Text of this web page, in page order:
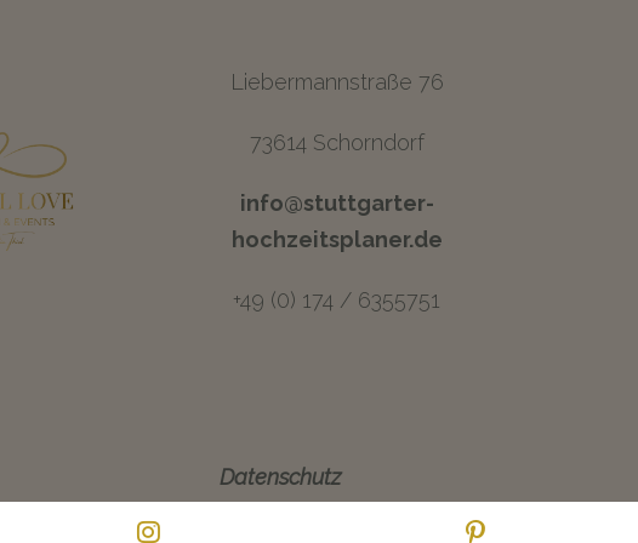
Liebermannstraße 76
73614 Schorndorf
info@stuttgarter-
hochzeitsplaner.de
+49 (0) 174 / 6355751
Datenschutz